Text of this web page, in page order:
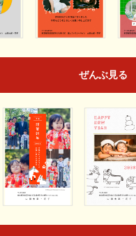
ぜんぶ見る